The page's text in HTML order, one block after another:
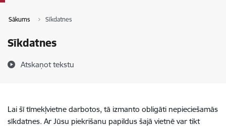
Sākums Sīkdatnes
Sīkdatnes
Atskaņot tekstu
Lai šī tīmekļvietne darbotos, tā izmanto obligāti nepieciešamās
sīkdatnes. Ar Jūsu piekrišanu papildus šajā vietnē var tikt